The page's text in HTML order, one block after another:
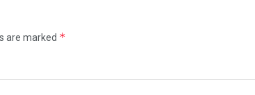
are marked *